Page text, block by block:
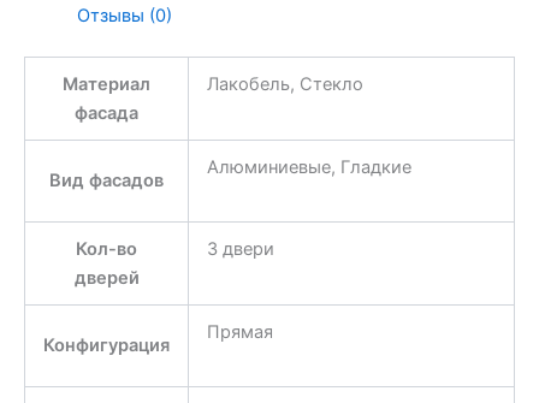
Отзывы (0)
Материал
фасада
Лакобель, Стекло
Вид фасадов
Алюминиевые, Гладкие
Кол-во
дверей
3 двери
Конфигурация
Прямая